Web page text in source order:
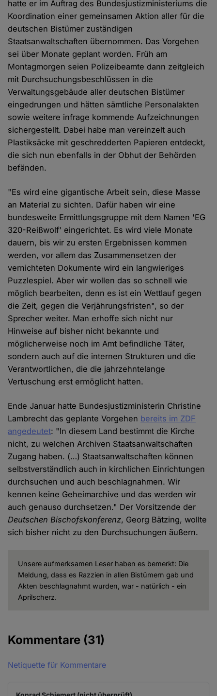
hatte er im Auftrag des Bundesjustizministeriums die
Koordination einer gemeinsamen Aktion aller für die
deutschen Bistümer zuständigen
Staatsanwaltschaften übernommen. Das Vorgehen
sei über Monate geplant worden. Früh am
Montagmorgen seien Polizeibeamte dann zeitgleich
mit Durchsuchungsbeschlüssen in die
Verwaltungsgebäude aller deutschen Bistümer
eingedrungen und hätten sämtliche Personalakten
sowie weitere infrage kommende Aufzeichnungen
sichergestellt. Dabei habe man vereinzelt auch
Plastiksäcke mit geschredderten Papieren entdeckt,
die sich nun ebenfalls in der Obhut der Behörden
befänden.
"Es wird eine gigantische Arbeit sein, diese Masse
an Material zu sichten. Dafür haben wir eine
bundesweite Ermittlungsgruppe mit dem Namen 'EG
320-Reißwolf' eingerichtet. Es wird viele Monate
dauern, bis wir zu ersten Ergebnissen kommen
werden, vor allem das Zusammensetzen der
vernichteten Dokumente wird ein langwieriges
Puzzlespiel. Aber wir wollen das so schnell wie
möglich bearbeiten, denn es ist ein Wettlauf gegen
die Zeit, gegen die Verjährungsfristen", so der
Sprecher weiter. Man erhoffe sich nicht nur
Hinweise auf bisher nicht bekannte und
möglicherweise noch im Amt befindliche Täter,
sondern auch auf die internen Strukturen und die
Verantwortlichen, die die jahrzehntelange
Vertuschung erst ermöglicht hatten.
Ende Januar hatte Bundesjustizministerin Christine
Lambrecht das geplante Vorgehen bereits im ZDF
angedeutet: "In diesem Land bestimmt die Kirche
nicht, zu welchen Archiven Staatsanwaltschaften
Zugang haben. (…) Staatsanwaltschaften können
selbstverständlich auch in kirchlichen Einrichtungen
durchsuchen und auch beschlagnahmen. Wir
kennen keine Geheimarchive und das werden wir
auch genauso durchsetzen." Der Vorsitzende der
Deutschen Bischofskonferenz, Georg Bätzing, wollte
sich bisher nicht zu den Durchsuchungen äußern.
Unsere aufmerksamen Leser haben es bemerkt: Die
Meldung, dass es Razzien in allen Bistümern gab und
Akten beschlagnahmt wurden, war - natürlich - ein
Aprilscherz.
Kommentare (31)
Netiquette für Kommentare